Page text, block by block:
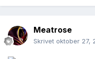
Meatrose
Skrivet oktober 27,